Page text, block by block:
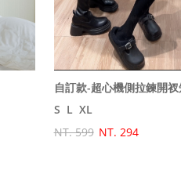
S L XL
NT. 599 NT. 294